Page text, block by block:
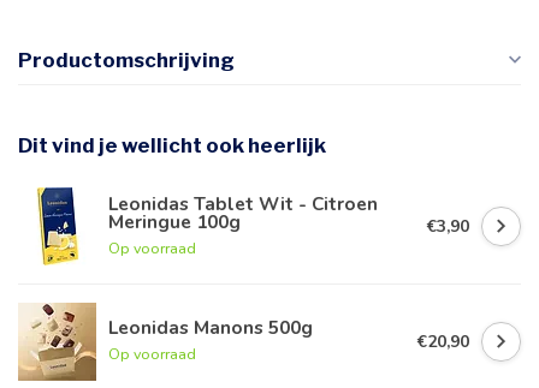
Productomschrijving
Dit vind je wellicht ook heerlijk
Leonidas Tablet Wit - Citroen
Meringue 100g
Op voorraad
€3,90
Leonidas Manons 500g
Op voorraad
€20,90